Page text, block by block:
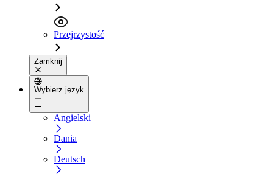
Przejrzystość
Zamknij
Wybierz język
Angielski
Dania
Deutsch